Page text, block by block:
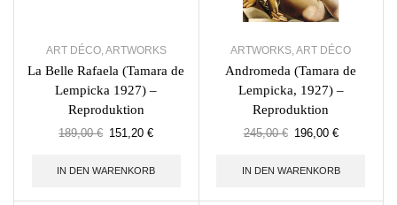
ART DÉCO,ARTWORKS
La Belle Rafaela (Tamara de
Lempicka 1927) –
Reproduktion
189,00€ 151,20€
IN DEN WARENKORB
ARTWORKS,ART DÉCO
Andromeda (Tamara de
Lempicka, 1927) –
Reproduktion
245,00€ 196,00 €
IN DEN WARENKORB